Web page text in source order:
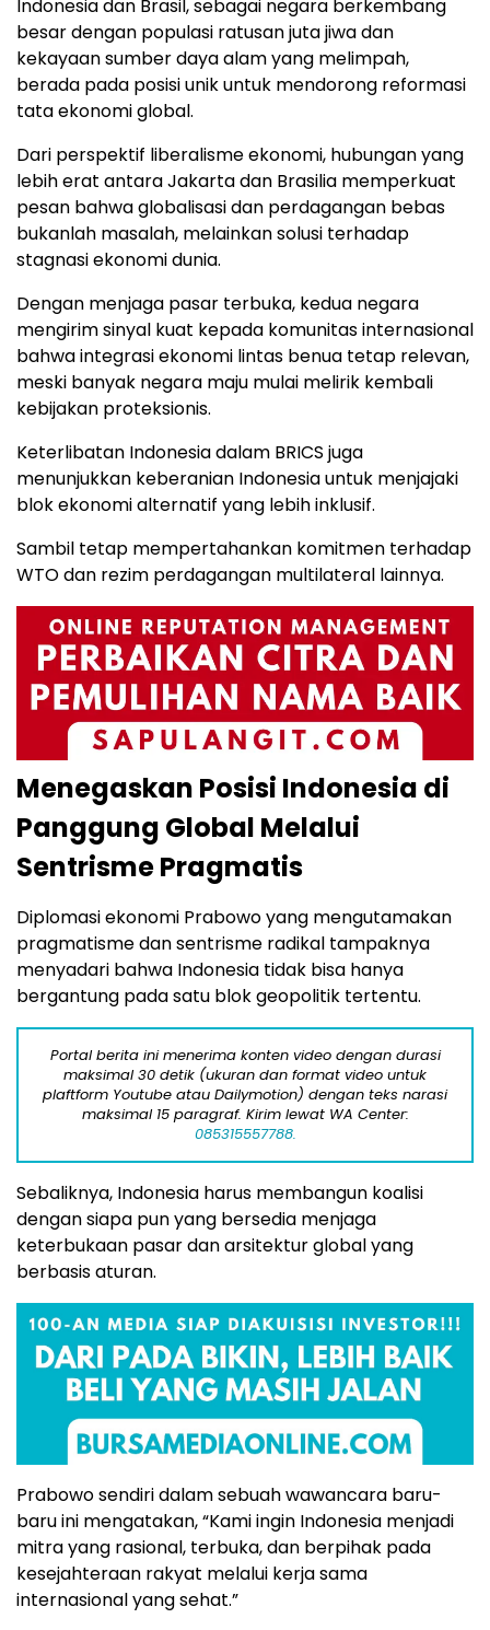
Indonesia dan Brasil, sebagai negara berkembang
besar dengan populasi ratusan juta jiwa dan
kekayaan sumber daya alam yang melimpah,
berada pada posisi unik untuk mendorong reformasi
tata ekonomi global.
Dari perspektif liberalisme ekonomi, hubungan yang
lebih erat antara Jakarta dan Brasilia memperkuat
pesan bahwa globalisasi dan perdagangan bebas
bukanlah masalah, melainkan solusi terhadap
stagnasi ekonomi dunia.
Dengan menjaga pasar terbuka, kedua negara
mengirim sinyal kuat kepada komunitas internasional
bahwa integrasi ekonomi lintas benua tetap relevan,
meski banyak negara maju mulai melirik kembali
kebijakan proteksionis.
Keterlibatan Indonesia dalam BRICS juga
menunjukkan keberanian Indonesia untuk menjajaki
blok ekonomi alternatif yang lebih inklusif.
Sambil tetap mempertahankan komitmen terhadap
WTO dan rezim perdagangan multilateral lainnya.
Menegaskan Posisi Indonesia di
Panggung Global Melalui
Sentrisme Pragmatis
Diplomasi ekonomi Prabowo yang mengutamakan
pragmatisme dan sentrisme radikal tampaknya
menyadari bahwa Indonesia tidak bisa hanya
bergantung pada satu blok geopolitik tertentu.
Portal berita ini menerima konten video dengan durasi
maksimal 30 detik (ukuran dan format video untuk
plaftform Youtube atau Dailymotion) dengan teks narasi
maksimal 15 paragraf. Kirim lewat WA Center:
085315557788.
Sebaliknya, Indonesia harus membangun koalisi
dengan siapa pun yang bersedia menjaga
keterbukaan pasar dan arsitektur global yang
berbasis aturan.
Prabowo sendiri dalam sebuah wawancara baru-
baru ini mengatakan, “Kami ingin Indonesia menjadi
mitra yang rasional, terbuka, dan berpihak pada
kesejahteraan rakyat melalui kerja sama
internasional yang sehat.”